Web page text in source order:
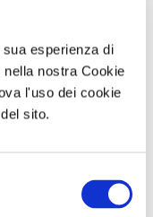
esperienza di
nostra Cookie
l'uso dei cookie
sito.
sono costanti
la visita
vestirsi
e scarpe
visitare il
e sulle scoperte